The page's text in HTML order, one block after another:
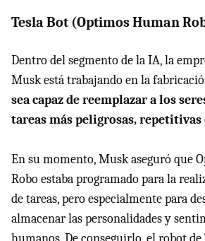
Tesla Bot (Optimos Human
Dentro del segmento de la IA, la
Musk está trabajando en la
sea capaz de reemplazar a los
tareas más peligrosas, repetitivas
En su momento, Musk aseguró que
Robo estaba programado para la
de tareas, pero especialmente para
almacenar las personalidades y